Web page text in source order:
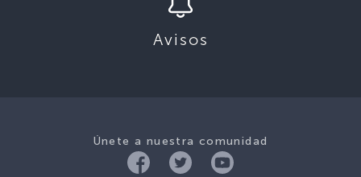
Avisos
Únete a nuestra comunidad